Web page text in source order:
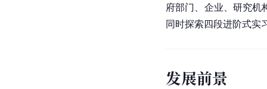
府部门、企业、研究机
同时探索四段进阶式实
发展前景